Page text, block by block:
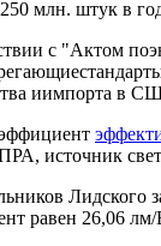
млн. штук в
с "Актом
иимпорта в
источник
Лидского
равен 26,06